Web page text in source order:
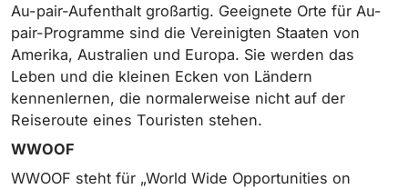
Au-pair-Aufenthalt großartig. Geeignete Orte für Au-
pair-Programme sind die Vereinigten Staaten von
Amerika, Australien und Europa. Sie werden das
Leben und die kleinen Ecken von Ländern
kennenlernen, die normalerweise nicht auf der
Reiseroute eines Touristen stehen.
WWOOF
WWOOF steht für „World Wide Opportunities on